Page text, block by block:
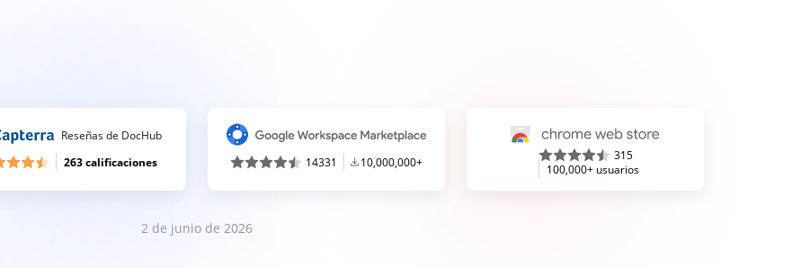
Reseñas de DocHub
263 calificaciones
14331 10,000,000+
315
100,000+ usuarios
2 de junio de 2026